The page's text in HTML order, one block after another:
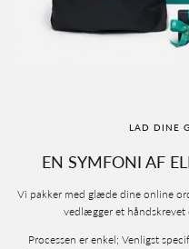
LAD DINE
EN SYMFONI AF
Vi pakker med glæde dine online
vedlægger et håndskrevet
Processen er enkel; Venligst